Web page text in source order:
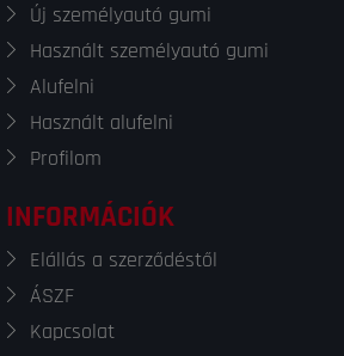
Új személyautó gumi
Használt személyautó gumi
Alufelni
Használt alufelni
Profilom
INFORMÁCIÓK
Elállás a szerződéstől
ÁSZF
Kapcsolat